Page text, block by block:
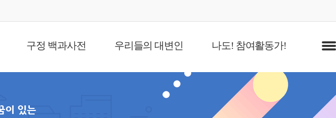
구정 백과사전 우리들의 대변인 나도! 참여활동가!